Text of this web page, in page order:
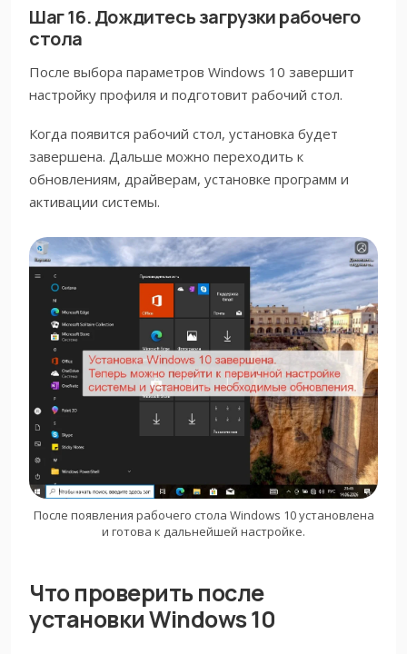
Шаг 16. Дождитесь загрузки рабочего
стола
После выбора параметров Windows 10 завершит
настройку профиля и подготовит рабочий стол.
Когда появится рабочий стол, установка будет
завершена. Дальше можно переходить к
обновлениям, драйверам, установке программ и
активации системы.
После появления рабочего стола Windows 10 установлена
и готова к дальнейшей настройке.
Что проверить после
установки Windows 10